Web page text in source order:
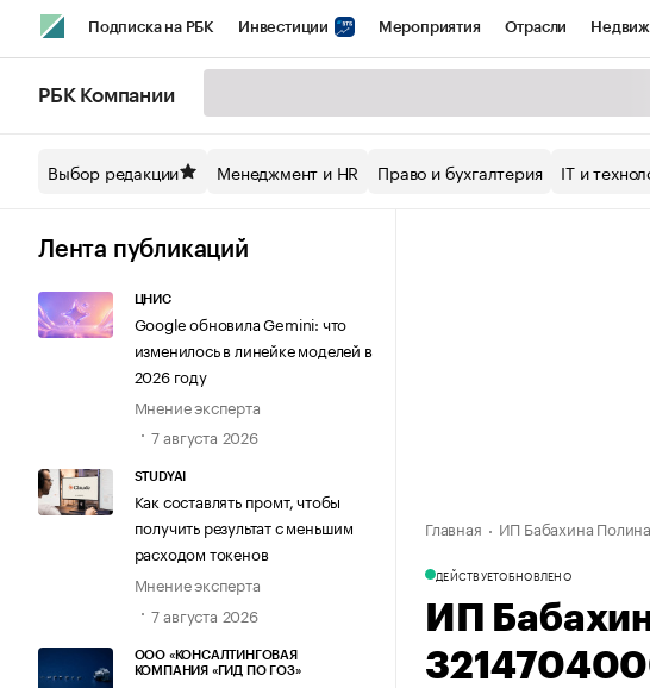
Подписка на РБК Инвестиции Мероприятия Отрасли
Спецпроекты СПб Конференции СПб Спецпроекты
Технологии и медиа
РБК Компании
Выбор редакции Менеджмент и HR Право и бухгалтерия IT и
Лента публикаций
ЦНИС
Google обновила Gemini: что
изменилось в линейке моделей в
2026 году
Мнение эксперта
7 августа 2026
STUDYAI
Как составлять промт, чтобы
получить результат с меньшим
расходом токенов
Мнение эксперта
7 августа 2026
ООО «КОНСАЛТИНГОВАЯ
КОМПАНИЯ «ГИД ПО ГОЗ»
Главная ИП Бабахина
ДЕЙСТВУЕТОБНОВЛЕНО
ИП